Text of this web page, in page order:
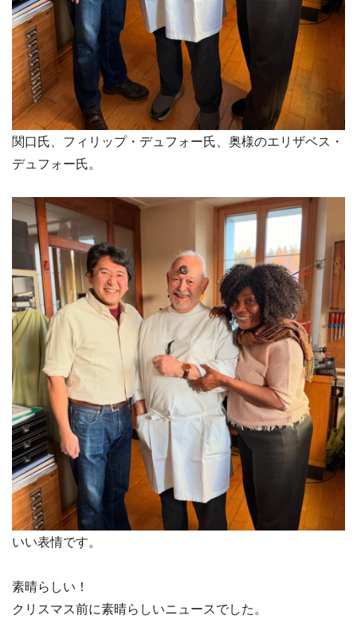
関口氏、フィリップ・デュフォー氏、奥様のエリザベス・
デュフォー氏。
いい表情です。
素晴らしい！
クリスマス前に素晴らしいニュースでした。